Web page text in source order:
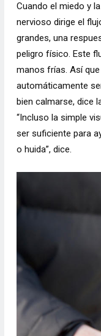
Cuando el miedo y
nervioso dirige el
grandes, una
peligro físico. Este
manos frías. Así
automáticamente
bien calmarse, dice
“Incluso la simple
ser suficiente para
o huida”, dice.